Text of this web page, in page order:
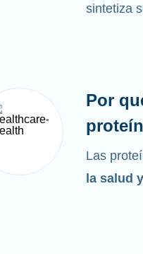
sintetiza
Por
Las
la salud